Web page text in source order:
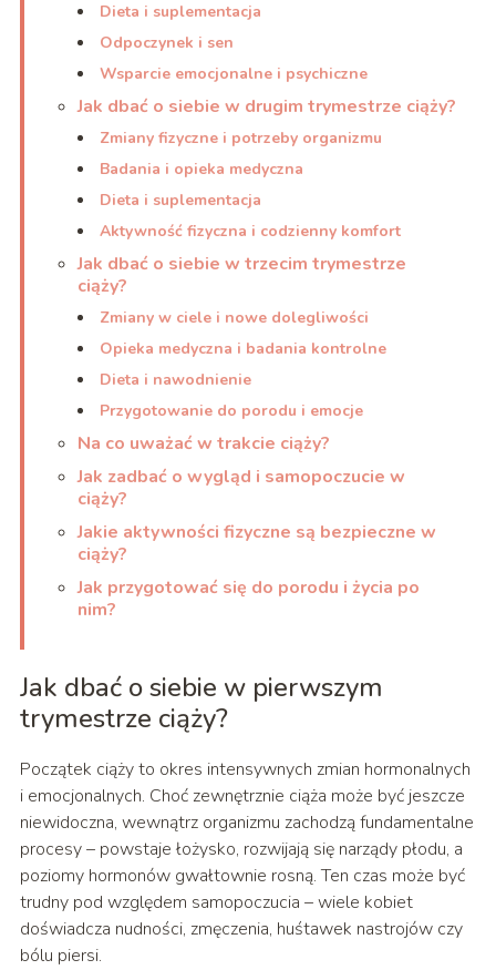
Dieta i suplementacja
Odpoczynek i sen
Wsparcie emocjonalne i psychiczne
Jak dbać o siebie w drugim trymestrze ciąży?
Zmiany fizyczne i potrzeby organizmu
Badania i opieka medyczna
Dieta i suplementacja
Aktywność fizyczna i codzienny komfort
Jak dbać o siebie w trzecim trymestrze
ciąży?
Zmiany w ciele i nowe dolegliwości
Opieka medyczna i badania kontrolne
Dieta i nawodnienie
Przygotowanie do porodu i emocje
Na co uważać w trakcie ciąży?
Jak zadbać o wygląd i samopoczucie w
ciąży?
Jakie aktywności fizyczne są bezpieczne w
ciąży?
Jak przygotować się do porodu i życia po
nim?
Jak dbać o siebie w pierwszym
trymestrze ciąży?
Początek ciąży to okres intensywnych zmian hormonalnych
i emocjonalnych. Choć zewnętrznie ciąża może być jeszcze
niewidoczna, wewnątrz organizmu zachodzą fundamentalne
procesy – powstaje łożysko, rozwijają się narządy płodu, a
poziomy hormonów gwałtownie rosną. Ten czas może być
trudny pod względem samopoczucia – wiele kobiet
doświadcza nudności, zmęczenia, huśtawek nastrojów czy
bólu piersi.